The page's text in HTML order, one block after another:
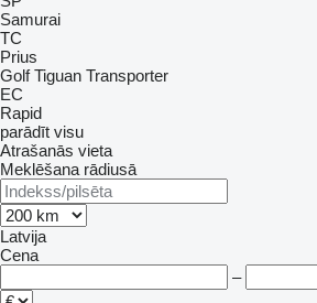
Samurai
TC
Prius
Golf Tiguan Transporter
EC
Rapid
parādīt visu
Atrašanās vieta
Meklēšana rādiusā
Latvija
Cena
–